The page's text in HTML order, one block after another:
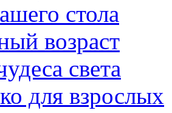
стола
возраст
света
для взрослых